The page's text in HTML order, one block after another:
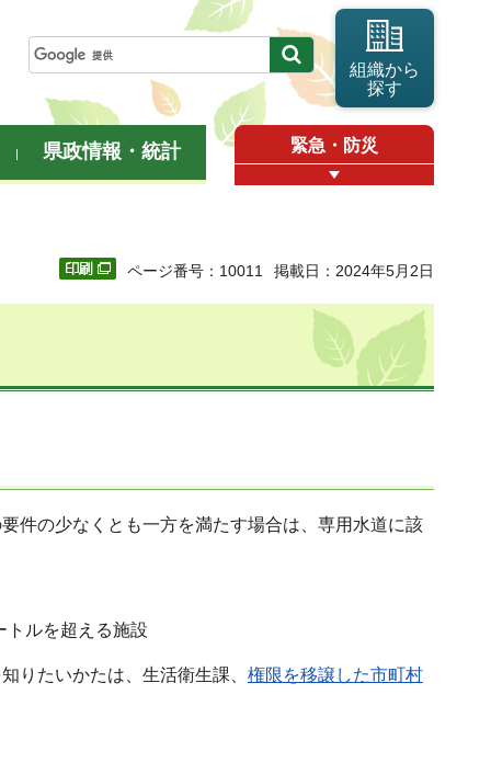
組織から
探す
県政情報・統計 緊急・防災
ページ番号：10011 掲載日：2024年5月2日
件の少なくとも一方を満たす場合は、専用水道に該
トルを超える施設
りたいかたは、生活衛生課、 権限を移譲した市町村